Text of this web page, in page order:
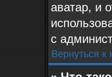
аватар, и
с
Вернуться к